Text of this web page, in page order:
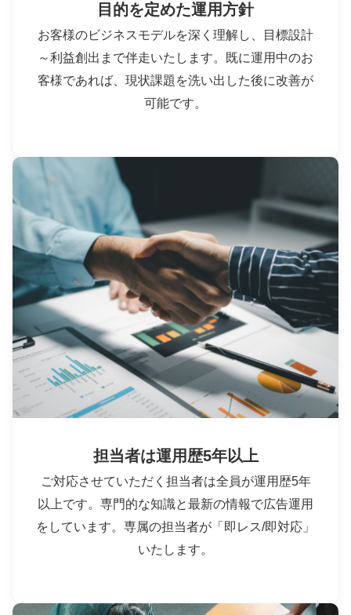
目的を定めた運用方針
お客様のビジネスモデルを深く理解し、目標設計
～利益創出まで伴走いたします。既に運用中のお
客様であれば、現状課題を洗い出した後に改善が
可能です。
担当者は運用歴5年以上
ご対応させていただく担当者は全員が運用歴5年
以上です。専門的な知識と最新の情報で広告運用
をしています。専属の担当者が「即レス/即対応」
いたします。